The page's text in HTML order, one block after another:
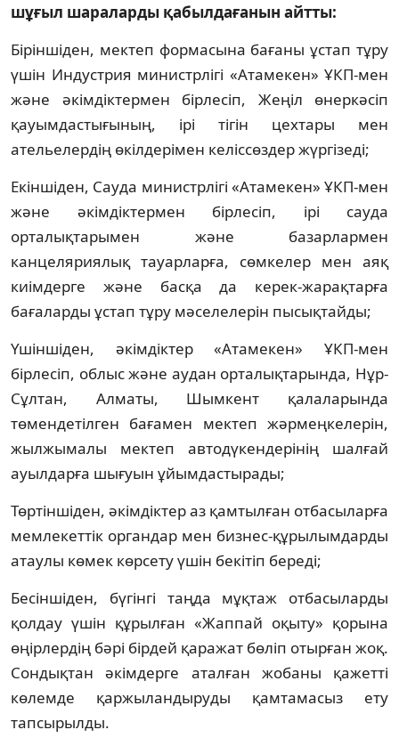
шұғыл шараларды қабылдағанын айтты:
Біріншіден, мектеп формасына бағаны ұстап тұру
үшін Индустрия министрлігі «Атамекен» ҰКП-мен
және әкімдіктермен бірлесіп, Жеңіл өнеркәсіп
қауымдастығының, ірі тігін цехтары мен
ательелердің өкілдерімен келіссөздер жүргізеді;
Екіншіден, Сауда министрлігі «Атамекен» ҰКП-мен
және әкімдіктермен бірлесіп, ірі сауда
орталықтарымен және базарлармен
канцеляриялық тауарларға, сөмкелер мен аяқ
киімдерге және басқа да керек-жарақтарға
бағаларды ұстап тұру мәселелерін пысықтайды;
Үшіншіден, әкімдіктер «Атамекен» ҰКП-мен
бірлесіп, облыс және аудан орталықтарында, Нұр-
Сұлтан, Алматы, Шымкент қалаларында
төмендетілген бағамен мектеп жәрмеңкелерін,
жылжымалы мектеп автодүкендерінің шалғай
ауылдарға шығуын ұйымдастырады;
Төртіншіден, әкімдіктер аз қамтылған отбасыларға
мемлекеттік органдар мен бизнес-құрылымдарды
атаулы көмек көрсету үшін бекітіп береді;
Бесіншіден, бүгінгі таңда мұқтаж отбасыларды
қолдау үшін құрылған «Жаппай оқыту» қорына
өңірлердің бәрі бірдей қаражат бөліп отырған жоқ.
Сондықтан әкімдерге аталған жобаны қажетті
көлемде қаржыландыруды қамтамасыз ету
тапсырылды.